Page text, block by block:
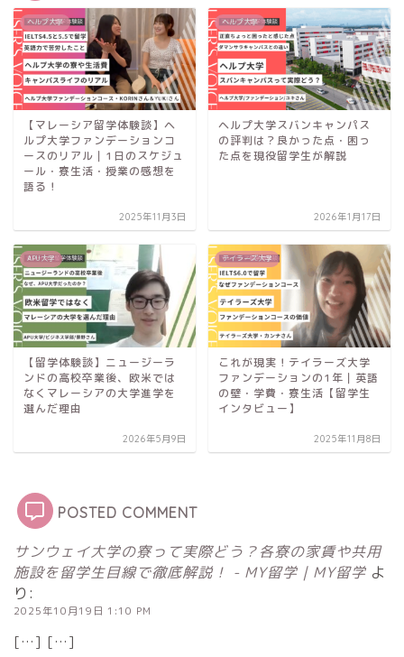
ヘルプ大学
【マレーシア留学体験談】ヘ
ルプ大学ファンデーションコ
ースのリアル｜1日のスケジュ
ール・寮生活・授業の感想を
語る！
2025年11月3日
ヘルプ大学
ヘルプ大学スバンキャンパス
の評判は？良かった点・困っ
た点を現役留学生が解説
2026年1月17日
APU大学
【留学体験談】ニュージーラ
ンドの高校卒業後、欧米では
なくマレーシアの大学進学を
選んだ理由
2026年5月9日
テイラーズ大学
これが現実！テイラーズ大学
ファンデーションの1年｜英語
の壁・学費・寮生活【留学生
インタビュー】
2025年11月8日
POSTED COMMENT
サンウェイ大学の寮って実際どう？各寮の家賃や共用
施設を留学生目線で徹底解説！ - MY留学｜MY留学 よ
り:
2025年10月19日 1:10 PM
[…] […]